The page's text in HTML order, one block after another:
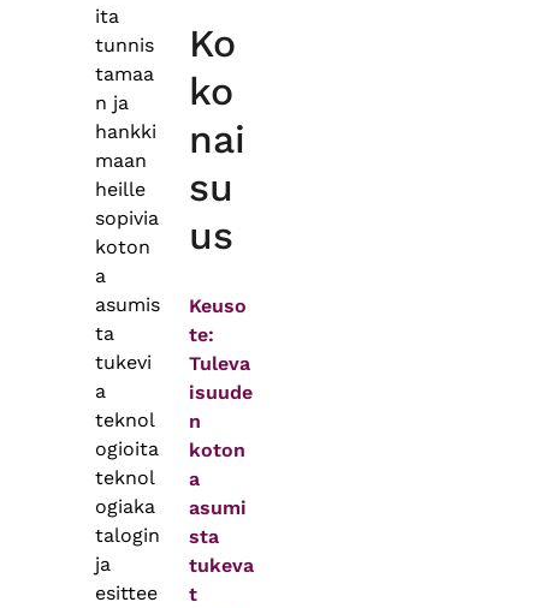
ita
tunnis
tamaa
n ja
hankki
maan
heille
sopivia
koton
a
asumis
ta
tukevi
a
teknol
ogioita
teknol
ogiaka
talogin
ja
esittee
Ko
ko
nai
su
us
Keuso
te:
Tuleva
isuude
n
koton
a
asumi
sta
tukeva
t